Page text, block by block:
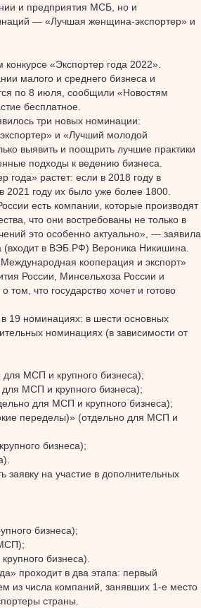
и предприятия МСБ, но и
— «Лучшая женщина-экспортер» и
«Экспортер года 2022».
малого и среднего бизнеса и
по 8 июля, сообщили «Новостям
бесплатное.
три новых номинации:
и «Лучший молодой
выявить и поощрить лучшие практики
подходы к ведению бизнеса.
года» растет: если в 2018 году в
2021 году их было уже более 1800.
есть компании, которые производят
что они востребованы не только в
это особенно актуально», — заявила
(входит в ВЭБ.РФ) Вероника Никишина.
кооперация и экспорт»
России, Минсельхоза России и
том, что государство хочет и готово
19 номинациях: в шести основных
номинациях (в зависимости от
МСП и крупного бизнеса);
МСП и крупного бизнеса);
для МСП и крупного бизнеса);
переделы)» (отдельно для МСП и
бизнеса);
на участие в дополнительных
бизнеса);
бизнеса).
проходит в два этапа: первый
из числа компаний, занявших 1-е место
страны.